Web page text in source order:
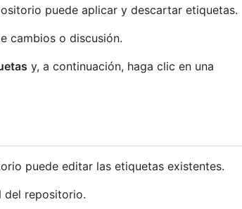
puede aplicar y descartar etiquetas.
cambios o discusión.
y, a continuación, haga clic en una
puede editar las etiquetas existentes.
del repositorio.